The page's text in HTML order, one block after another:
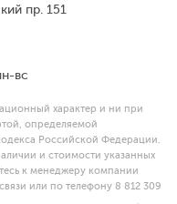
пр. 151
вс
характер и ни при
определяемой
Российской Федерации.
и стоимости указанных
к менеджеру компании
или по телефону 8 812 309